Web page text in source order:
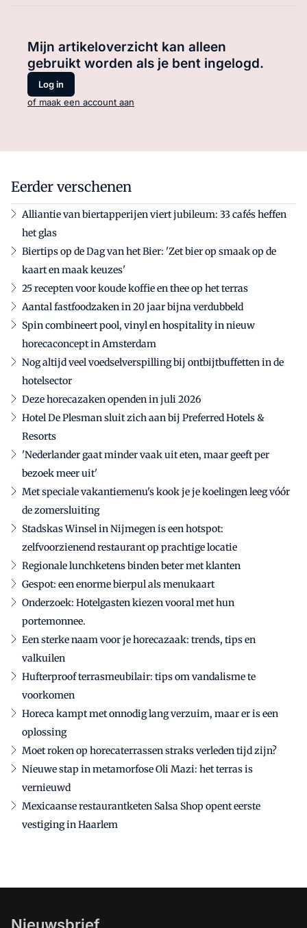
Mijn artikeloverzicht kan alleen
gebruikt worden als je bent ingelogd.
Log in
of maak een account aan
Eerder verschenen
Alliantie van biertapperijen viert jubileum: 33 cafés heffen
het glas
Biertips op de Dag van het Bier: 'Zet bier op smaak op de
kaart en maak keuzes'
25 recepten voor koude koffie en thee op het terras
Aantal fastfoodzaken in 20 jaar bijna verdubbeld
Spin combineert pool, vinyl en hospitality in nieuw
horecaconcept in Amsterdam
Nog altijd veel voedselverspilling bij ontbijtbuffetten in de
hotelsector
Deze horecazaken openden in juli 2026
Hotel De Plesman sluit zich aan bij Preferred Hotels &
Resorts
'Nederlander gaat minder vaak uit eten, maar geeft per
bezoek meer uit'
Met speciale vakantiemenu's kook je je koelingen leeg vóór
de zomersluiting
Stadskas Winsel in Nijmegen is een hotspot:
zelfvoorzienend restaurant op prachtige locatie
Regionale lunchketens binden beter met klanten
Gespot: een enorme bierpul als menukaart
Onderzoek: Hotelgasten kiezen vooral met hun
portemonnee.
Een sterke naam voor je horecazaak: trends, tips en
valkuilen
Hufterproof terrasmeubilair: tips om vandalisme te
voorkomen
Horeca kampt met onnodig lang verzuim, maar er is een
oplossing
Moet roken op horecaterrassen straks verleden tijd zijn?
Nieuwe stap in metamorfose Oli Mazi: het terras is
vernieuwd
Mexicaanse restaurantketen Salsa Shop opent eerste
vestiging in Haarlem